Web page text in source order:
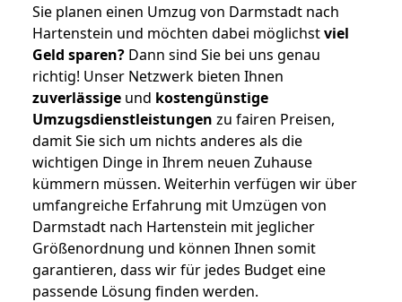
Sie planen einen Umzug von Darmstadt nach
Hartenstein und möchten dabei möglichstviel
Geld sparen? Dann sind Sie bei uns genau
richtig! Unser Netzwerk bieten Ihnen
zuverlässige und kostengünstige
Umzugsdienstleistungen zu fairen Preisen,
damit Sie sich um nichts anderes als die
wichtigen Dinge in Ihrem neuen Zuhause
kümmern müssen. Weiterhin verfügen wir über
umfangreiche Erfahrung mit Umzügen von
Darmstadt nach Hartenstein mit jeglicher
Größenordnung und können Ihnen somit
garantieren, dass wir für jedes Budget eine
passende Lösung finden werden.